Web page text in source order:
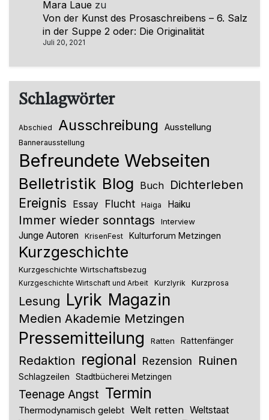
Mara Laue zu
Von der Kunst des Prosaschreibens – 6. Salz
in der Suppe 2 oder: Die Originalität
Juli 20, 2021
Schlagwörter
Abschied Ausschreibung Ausstellung
Bannerausstellung
Befreundete Webseiten
Belletristik Blog Buch Dichterleben
Ereignis Essay Flucht Haiga Haiku
Immer wieder sonntags Interview
Junge Autoren KrisenFest Kulturforum Metzingen
Kurzgeschichte
Kurzgeschichte Wirtschaftsbezug
Kurzgeschichte Wirtschaft und Arbeit Kurzlyrik Kurzprosa
Lesung Lyrik Magazin
Medien Akademie Metzingen
Pressemitteilung Ratten Rattenfänger
Redaktion regional Rezension Ruinen
Schlagzeilen Stadtbücherei Metzingen
Teenage Angst Termin
Thermodynamisch gelebt Welt retten Weltstaat